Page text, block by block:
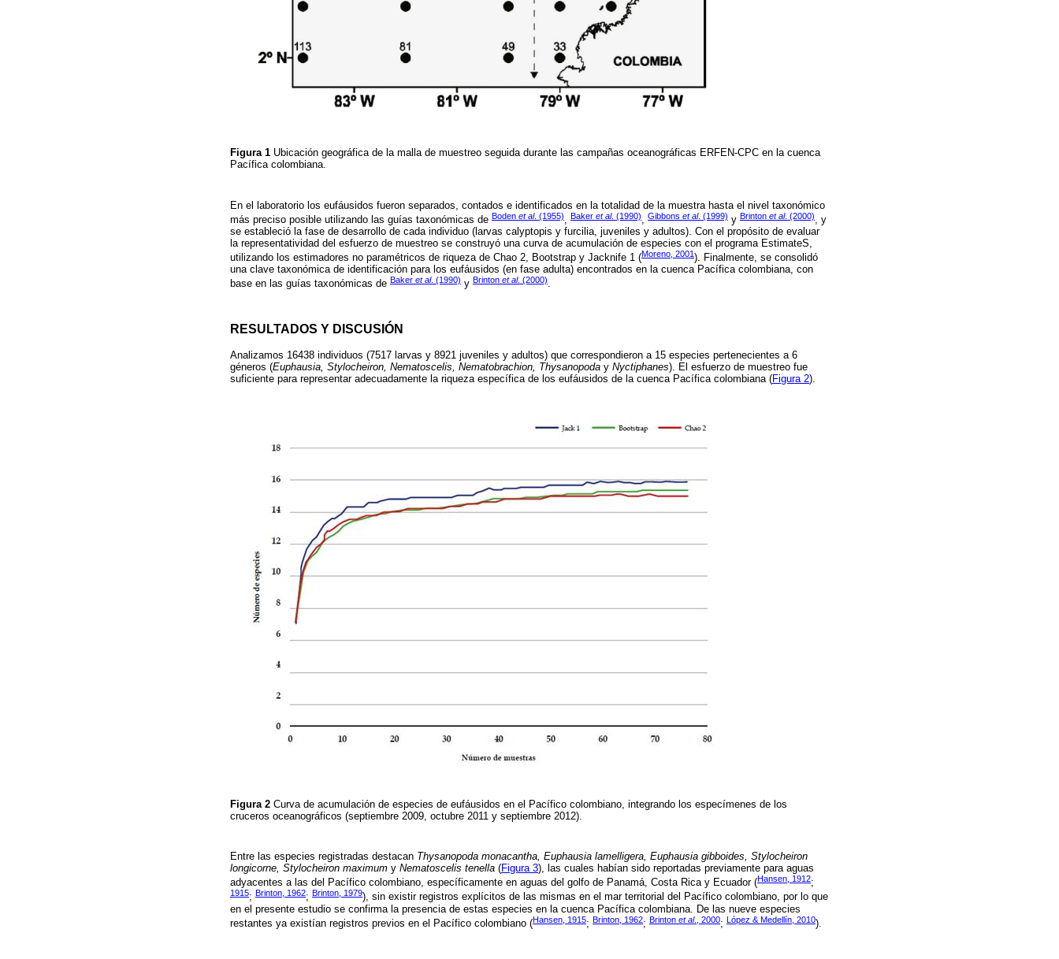
Figura 1 Ubicación geográfica de la malla de muestreo seguida durante las campañas oceanográficas ERFEN-CPC en la cuenca
Pacífica colombiana.
En el laboratorio los eufáusidos fueron separados, contados e identificados en la totalidad de la muestra hasta el nivel taxonómico
más preciso posible utilizando las guías taxonómicas de Boden et al. (1955), Baker et al. (1990), Gibbons et al. (1999) y Brinton et al. (2000), y
se estableció la fase de desarrollo de cada individuo (larvas calyptopis y furcilia, juveniles y adultos). Con el propósito de evaluar
la representatividad del esfuerzo de muestreo se construyó una curva de acumulación de especies con el programa EstimateS,
utilizando los estimadores no paramétricos de riqueza de Chao 2, Bootstrap y Jacknife 1 (Moreno, 2001). Finalmente, se consolidó
una clave taxonómica de identificación para los eufáusidos (en fase adulta) encontrados en la cuenca Pacífica colombiana, con
base en las guías taxonómicas de Baker et al. (1990) y Brinton et al. (2000).
RESULTADOS Y DISCUSIÓN
Analizamos 16438 individuos (7517 larvas y 8921 juveniles y adultos) que correspondieron a 15 especies pertenecientes a 6
géneros (Euphausia, Stylocheiron, Nematoscelis, Nematobrachion, Thysanopoda y Nyctiphanes). El esfuerzo de muestreo fue
suficiente para representar adecuadamente la riqueza específica de los eufáusidos de la cuenca Pacífica colombiana (Figura 2).
Figura 2 Curva de acumulación de especies de eufáusidos en el Pacífico colombiano, integrando los especímenes de los
cruceros oceanográficos (septiembre 2009, octubre 2011 y septiembre 2012).
Entre las especies registradas destacan Thysanopoda monacantha, Euphausia lamelligera, Euphausia gibboides, Stylocheiron
longicorne, Stylocheiron maximum y Nematoscelis tenella (Figura 3), las cuales habían sido reportadas previamente para aguas
adyacentes a las del Pacífico colombiano, específicamente en aguas del golfo de Panamá, Costa Rica y Ecuador (Hansen, 1912;
1915; Brinton, 1962; Brinton, 1979), sin existir registros explícitos de las mismas en el mar territorial del Pacífico colombiano, por lo que
en el presente estudio se confirma la presencia de estas especies en la cuenca Pacífica colombiana. De las nueve especies
restantes ya existían registros previos en el Pacífico colombiano (Hansen, 1915; Brinton, 1962; Brinton et al., 2000; López & Medellín, 2010).